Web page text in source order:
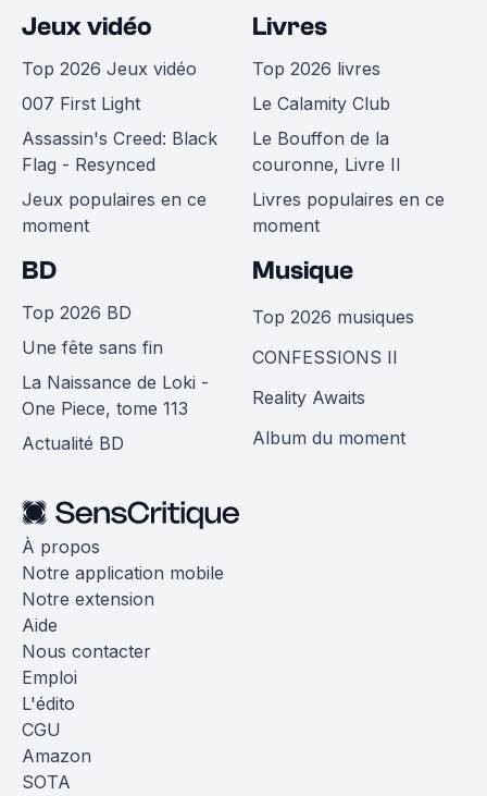
Jeux vidéo
Top 2026 Jeux vidéo
007 First Light
Assassin's Creed: Black
Flag - Resynced
Jeux populaires en ce
moment
Livres
Top 2026 livres
Le Calamity Club
Le Bouffon de la
couronne, Livre II
Livres populaires en ce
moment
BD
Top 2026 BD
Une fête sans fin
La Naissance de Loki -
One Piece, tome 113
Actualité BD
Musique
Top 2026 musiques
CONFESSIONS II
Reality Awaits
Album du moment
À propos
Notre application mobile
Notre extension
Aide
Nous contacter
Emploi
L'édito
CGU
Amazon
SOTA